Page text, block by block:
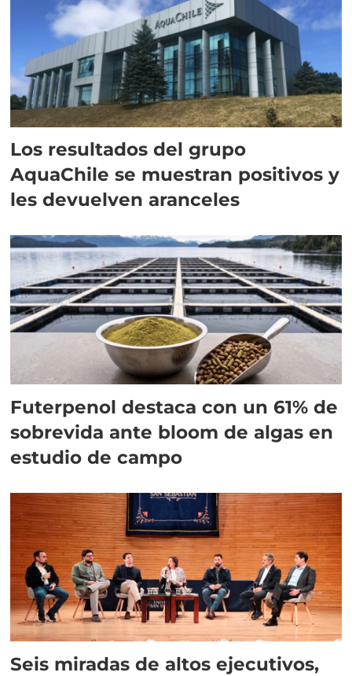
Los resultados del grupo
AquaChile se muestran positivos y
les devuelven aranceles
Futerpenol destaca con un 61% de
sobrevida ante bloom de algas en
estudio de campo
Seis miradas de altos ejecutivos,